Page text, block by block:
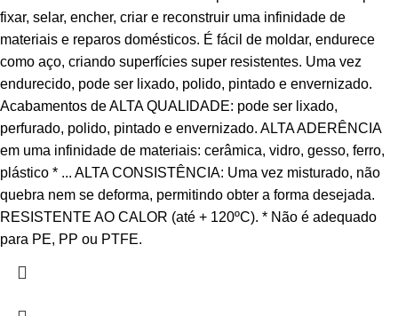
fixar, selar, encher, criar e reconstruir uma infinidade de
materiais e reparos domésticos. É fácil de moldar, endurece
como aço, criando superfícies super resistentes. Uma vez
endurecido, pode ser lixado, polido, pintado e envernizado.
Acabamentos de ALTA QUALIDADE: pode ser lixado,
perfurado, polido, pintado e envernizado. ALTA ADERÊNCIA
em uma infinidade de materiais: cerâmica, vidro, gesso, ferro,
plástico * ... ALTA CONSISTÊNCIA: Uma vez misturado, não
quebra nem se deforma, permitindo obter a forma desejada.
RESISTENTE AO CALOR (até + 120ºC). * Não é adequado
para PE, PP ou PTFE.